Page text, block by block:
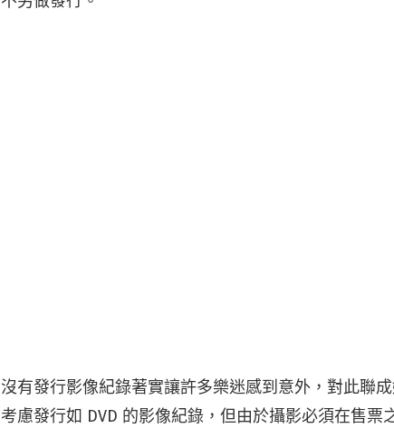
沒有發行影像紀錄著實讓許多樂迷感到意外，對此聯
考慮發行如 DVD 的影像紀錄，但由於攝影必須在售票